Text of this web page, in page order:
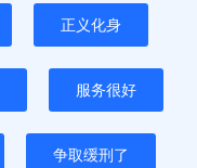
正义化身
服务很好
争取缓刑了